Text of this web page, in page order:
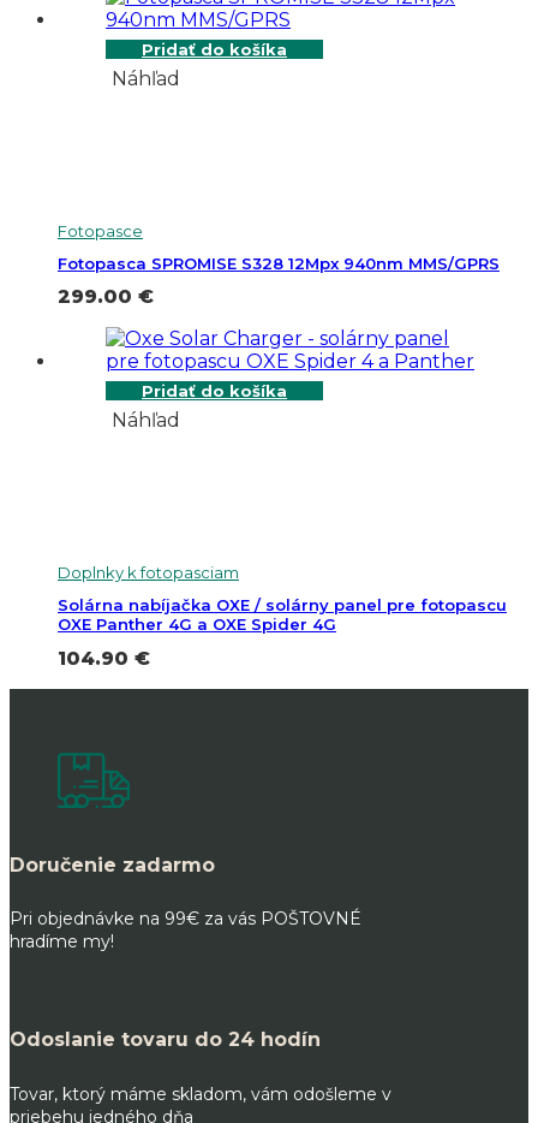
Pridať do košíka
Náhľad
Fotopasce
Fotopasca SPROMISE S328 12Mpx 940nm MMS/GPRS
299.00 €
Pridať do košíka
Náhľad
Doplnky k fotopasciam
Solárna nabíjačka OXE / solárny panel pre fotopascu
OXE Panther 4G a OXE Spider 4G
104.90 €
Doručenie zadarmo
Pri objednávke na 99€ za vás POŠTOVNÉ
hradíme my!
Odoslanie tovaru do 24 hodín
Tovar, ktorý máme skladom, vám odošleme v
priebehu jedného dňa